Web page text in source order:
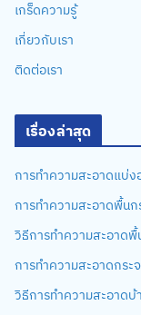
เกร็ดความรู้
เกี่ยวกับเรา
ติดต่อเรา
เรื่องล่าสุด
การทำความสะอาดแบ่ง
การทำความสะอาดพื้นก
วิธีการทำความสะอาดพื้
การทำความสะอาดกระ
วิธีการทำความสะอาดบ้